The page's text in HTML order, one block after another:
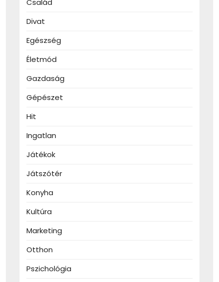
Család
Divat
Egészség
Életmód
Gazdaság
Gépészet
Hit
Ingatlan
Játékok
Játszótér
Konyha
Kultúra
Marketing
Otthon
Pszichológia